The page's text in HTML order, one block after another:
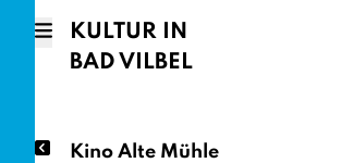
KULTUR IN
BAD VILBEL
Kino Alte Mühle